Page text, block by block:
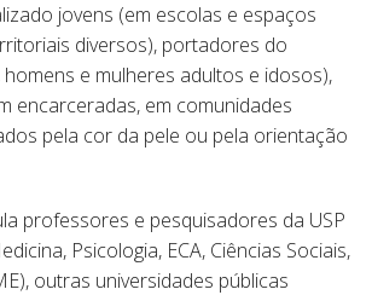
jovens (em escolas e espaços
diversos), portadores do
homens e mulheres adultos e idosos),
encarceradas, em comunidades
pela cor da pele ou pela orientação
professores e pesquisadores da USP
Psicologia, ECA, Ciências Sociais,
outras universidades públicas